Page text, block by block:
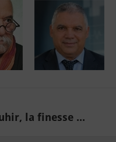
la finesse ...